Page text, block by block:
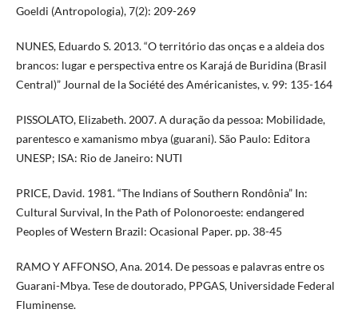
Goeldi (Antropologia), 7(2): 209-269
NUNES, Eduardo S. 2013. “O território das onças e a aldeia dos
brancos: lugar e perspectiva entre os Karajá de Buridina (Brasil
Central)” Journal de la Société des Américanistes, v. 99: 135-164
PISSOLATO, Elizabeth. 2007. A duração da pessoa: Mobilidade,
parentesco e xamanismo mbya (guarani). São Paulo: Editora
UNESP; ISA: Rio de Janeiro: NUTI
PRICE, David. 1981. “The Indians of Southern Rondônia” In:
Cultural Survival, In the Path of Polonoroeste: endangered
Peoples of Western Brazil: Ocasional Paper. pp. 38-45
RAMO Y AFFONSO, Ana. 2014. De pessoas e palavras entre os
Guarani-Mbya. Tese de doutorado, PPGAS, Universidade Federal
Fluminense.